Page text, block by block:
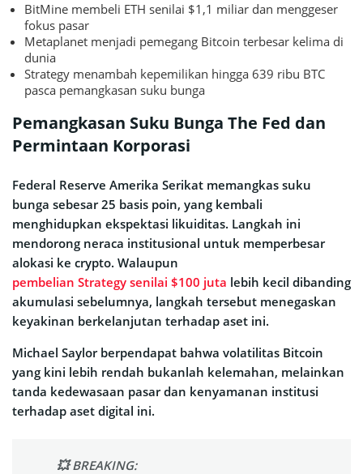
BitMine membeli ETH senilai $1,1 miliar dan menggeser
fokus pasar
Metaplanet menjadi pemegang Bitcoin terbesar kelima di
dunia
Strategy menambah kepemilikan hingga 639 ribu BTC
pasca pemangkasan suku bunga
Pemangkasan Suku Bunga The Fed dan
Permintaan Korporasi
Federal Reserve Amerika Serikat memangkas suku
bunga sebesar 25 basis poin, yang kembali
menghidupkan ekspektasi likuiditas. Langkah ini
mendorong neraca institusional untuk memperbesar
alokasi ke crypto. Walaupun
pembelian Strategy senilai $100 juta lebih kecil dibanding
akumulasi sebelumnya, langkah tersebut menegaskan
keyakinan berkelanjutan terhadap aset ini.
Michael Saylor berpendapat bahwa volatilitas Bitcoin
yang kini lebih rendah bukanlah kelemahan, melainkan
tanda kedewasaan pasar dan kenyamanan institusi
terhadap aset digital ini.
💥 BREAKING: